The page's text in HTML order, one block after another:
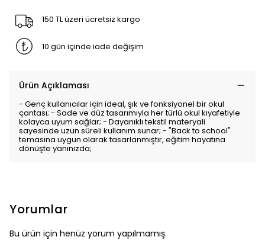
150 TL üzeri ücretsiz kargo
10 gün içinde iade değişim
Ürün Açıklaması
- Genç kullanıcılar için ideal, şık ve fonksiyonel bir okul
çantası; - Sade ve düz tasarımıyla her türlü okul kıyafetiyle
kolayca uyum sağlar; - Dayanıklı tekstil materyali
sayesinde uzun süreli kullanım sunar; - "Back to school"
temasına uygun olarak tasarlanmıştır, eğitim hayatına
dönüşte yanınızda;
Yorumlar
Bu ürün için henüz yorum yapılmamış.